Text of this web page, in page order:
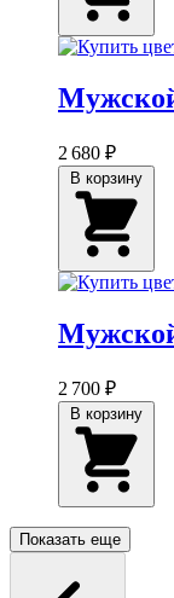
2 680 ₽
2 700 ₽
Показать еще